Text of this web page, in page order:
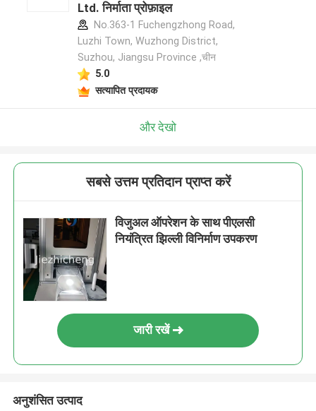
Ltd. निर्माता प्रोफ़ाइल
No.363-1 Fuchengzhong Road,
Luzhi Town, Wuzhong District,
Suzhou, Jiangsu Province ,चीन
5.0
सत्यापित प्रदायक
और देखो
सबसे उत्तम प्रतिदान प्राप्त करें
विजुअल ऑपरेशन के साथ पीएलसी
नियंत्रित झिल्ली विनिर्माण उपकरण
जारी रखें
अनुशंसित उत्पाद